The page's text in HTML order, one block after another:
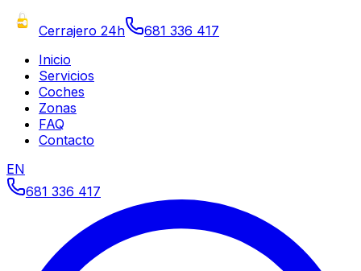
Cerrajero 24h
681 336 417
Inicio
Servicios
Coches
Zonas
FAQ
Contacto
EN
681 336 417